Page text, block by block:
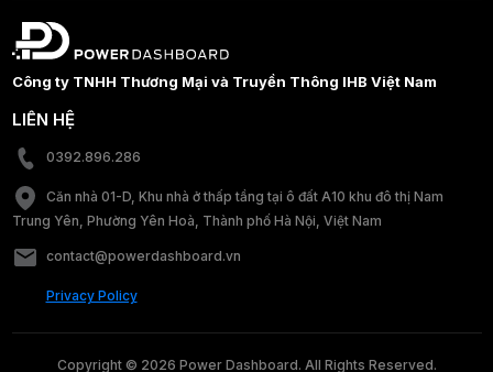
Công ty TNHH Thương Mại và Truyền Thông IHB Việt Nam
LIÊN HỆ
0392.896.286
Căn nhà 01-D, Khu nhà ở thấp tầng tại ô đất A10 khu đô thị Nam
Trung Yên, Phường Yên Hoà, Thành phố Hà Nội, Việt Nam
contact@powerdashboard.vn
Privacy Policy
Copyright © 2026 Power Dashboard. All Rights Reserved.